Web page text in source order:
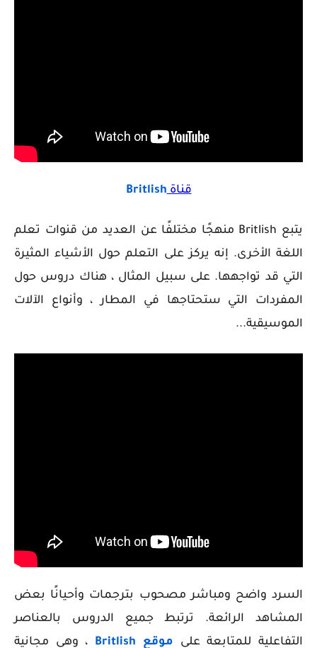
قناة Britlish
يتبع Britlish منهجًا مختلفًا عن العديد من قنوات تعلم
اللغة الأخرى. إنه يركز على التعلم حول الأشياء المثيرة
التي قد تواجهها. على سبيل المثال ، هناك دروس حول
المفردات التي ستحتاجها في المطار ، وأنواع الآلات
الموسيقية...
السرد واضح ومباشر مصحوب بترجمات وأحيانًا بعض
المشاهد الرائعة. ترتبط جميع الدروس بالعناصر
التفاعلية للمتابعة على موقع Britlish ، وهي مجانية